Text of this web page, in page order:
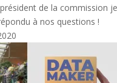
de la commission
à nos questions !